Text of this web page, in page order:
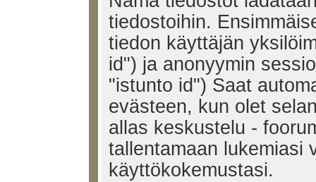
tiedostoihin.
tiedon käyttäjän
id") ja anonyymin
"istunto id") Saat
evästeen, kun olet
allas keskustelu -
tallentamaan lukemiasi
käyttökokemustasi.